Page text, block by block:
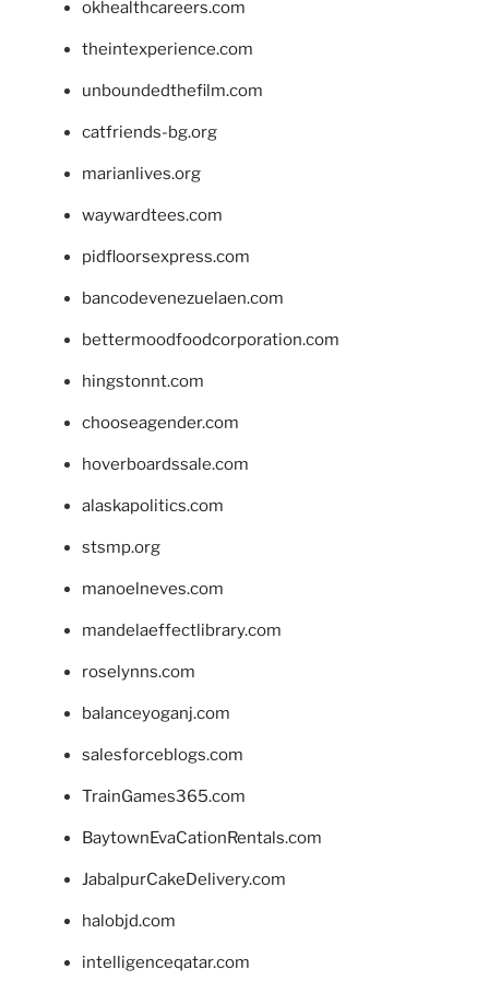
okhealthcareers.com
theintexperience.com
unboundedthefilm.com
catfriends-bg.org
marianlives.org
waywardtees.com
pidfloorsexpress.com
bancodevenezuelaen.com
bettermoodfoodcorporation.com
hingstonnt.com
chooseagender.com
hoverboardssale.com
alaskapolitics.com
stsmp.org
manoelneves.com
mandelaeffectlibrary.com
roselynns.com
balanceyoganj.com
salesforceblogs.com
TrainGames365.com
BaytownEvaCationRentals.com
JabalpurCakeDelivery.com
halobjd.com
intelligenceqatar.com